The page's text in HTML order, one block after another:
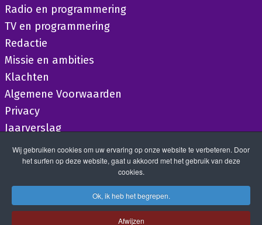
Radio en programmering
TV en programmering
Redactie
Missie en ambities
Klachten
Algemene Voorwaarden
Privacy
Jaarverslag
Wij gebruiken cookies om uw ervaring op onze website te verbeteren. Door
het surfen op deze website, gaat u akkoord met het gebruik van deze
cookies.
Ok, ik heb het begrepen.
Afwijzen